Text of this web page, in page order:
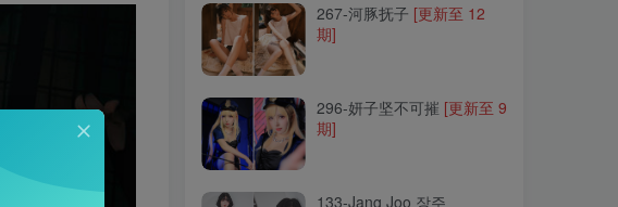
296-妍子坚不可摧
133-Jang Joo 장주
267-河豚抚子 [更新至 12
期]
296-妍子坚不可摧 [更新至 9
期]
133-Jang Joo 장주